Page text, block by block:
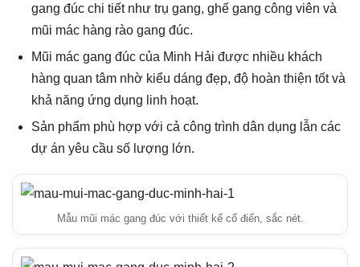
gang đúc chi tiết như trụ gang, ghế gang công viên và
mũi mác hàng rào gang đúc.
Mũi mác gang đúc của Minh Hải được nhiều khách
hàng quan tâm nhờ kiểu dáng đẹp, độ hoàn thiện tốt và
khả năng ứng dụng linh hoạt.
Sản phẩm phù hợp với cả công trình dân dụng lẫn các
dự án yêu cầu số lượng lớn.
Mẫu mũi mác gang đúc với thiết kế cổ điển, sắc nét.